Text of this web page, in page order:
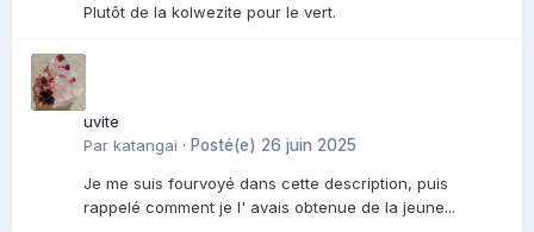
Plutôt de la kolwezite pour le vert.
uvite
Par katangai · Posté(e) 26 juin 2025
Je me suis fourvoyé dans cette description, puis
rappelé comment je l' avais obtenue de la jeune...